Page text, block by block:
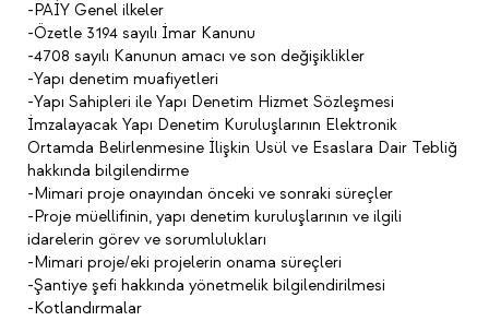
-PAİY Genel ilkeler
-Özetle 3194 sayılı İmar Kanunu
-4708 sayılı Kanunun amacı ve son değişiklikler
-Yapı denetim muafiyetleri
-Yapı Sahipleri ile Yapı Denetim Hizmet Sözleşmesi
İmzalayacak Yapı Denetim Kuruluşlarının Elektronik
Ortamda Belirlenmesine İlişkin Usül ve Esaslara Dair Tebliğ
hakkında bilgilendirme
-Mimari proje onayından önceki ve sonraki süreçler
-Proje müellifinin, yapı denetim kuruluşlarının ve ilgili
idarelerin görev ve sorumlulukları
-Mimari proje/eki projelerin onama süreçleri
-Şantiye şefi hakkında yönetmelik bilgilendirilmesi
-Kotlandırmalar